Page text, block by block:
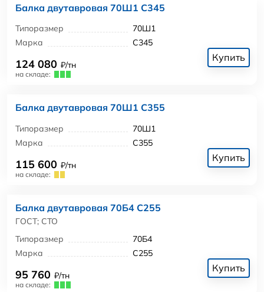
Балка двутавровая 70Ш1 С345
Типоразмер
70Ш1
Марка
С345
124 080 ₽/тн
на складе:
Купить
Балка двутавровая 70Ш1 С355
Типоразмер
70Ш1
Марка
С355
115 600 ₽/тн
на складе:
Купить
Балка двутавровая 70Б4 С255
ГОСТ; СТО
Типоразмер
70Б4
Марка
С255
95 760 ₽/тн
на складе:
Купить